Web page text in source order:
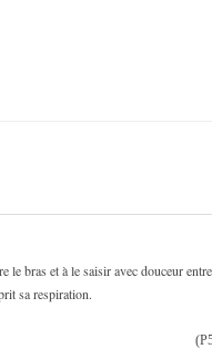
le bras et à le saisir avec douceur entre
sa respiration.